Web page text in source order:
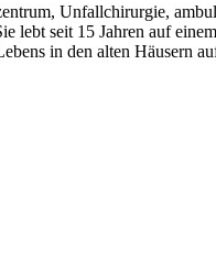
Unfallchirurgie,
lebt seit 15 Jahren auf
in den alten Häusern